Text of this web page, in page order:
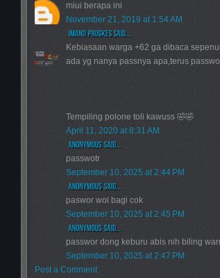
miui berapa ini
November 21, 2019 at 1:54 AM
Kebiasaan warga +62 ga dibaca
ada yg nanya passnya apa,terus
Tempiling polone toli kawuss 🤣🤣
April 11, 2020 at 8:31 AM
passwotr
September 10, 2025 at 2:44 PM
paswor woi bagi cok
September 10, 2025 at 2:45 PM
passwor dong keburu abis nih biling
September 10, 2025 at 2:47 PM
Post a Comment